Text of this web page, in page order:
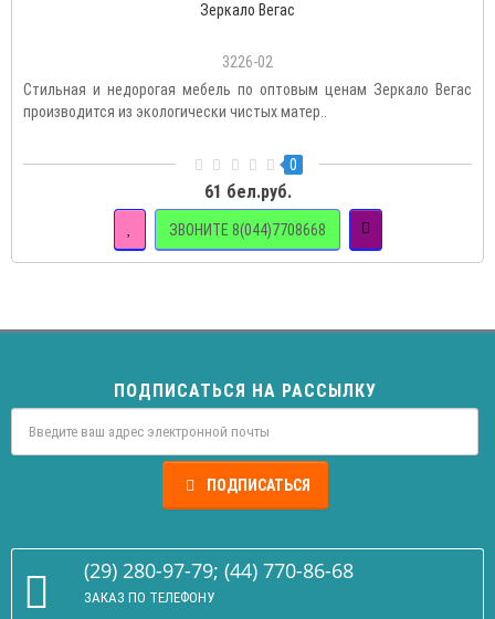
Зеркало Вегас
3226-02
Стильная и недорогая мебель по оптовым ценам Зеркало Вегас
производится из экологически чистых матер..
0
61 бел.руб.
ЗВОНИТЕ 8(044)7708668
ПОДПИСАТЬСЯ НА РАССЫЛКУ
ПОДПИСАТЬСЯ
(29) 280-97-79; (44) 770-86-68
ЗАКАЗ ПО ТЕЛЕФОНУ